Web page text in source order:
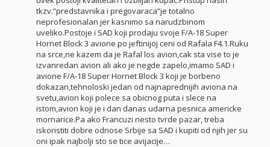
tkzv.“predstavnika i pregovaraca“je totalno
neprofesionalan jer kasnimo sa narudzbinom
uveliko.Postoje i SAD koji prodaju svoje F/A-18 Super
Hornet Block 3 avione po jeftinijoj ceni od Rafala F4.1.Ruku
na srce,ne kazem da je Rafal los avion,cak sta vise to je
izvanredan avion ali ako je negde zapelo,imamo SAD i
avione F/A-18 Super Hornet Block 3 koji je borbeno
dokazan,tehnoloski jedan od najnaprednijih aviona na
svetu,avion koji polece sa obicnog puta i slece na
istom,avion koji je i dan danas udarna pesnica americke
mornarice.Pa ako Francuzi nesto tvrde pazar, treba
iskoristiti dobre odnose Srbije sa SAD i kupiti od njih jer su
oni ipak najbolji sto se tice avijacije…